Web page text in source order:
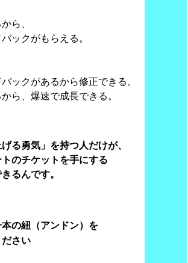
ら、
ックがもらえる。
ックがあるから修正できる。
ら、爆速で成長できる。
げる勇気」を持つ人だけが、
のチケットを手にする
るんです。
の紐（アンドン）を
さい